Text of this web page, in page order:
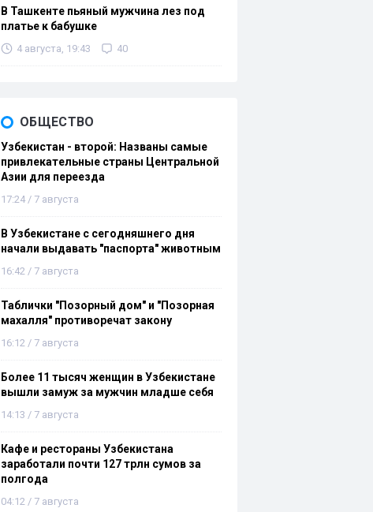
В Ташкенте пьяный мужчина лез под
платье к бабушке
4 августа, 19:43 40
ОБЩЕСТВО
Узбекистан - второй: Названы самые
привлекательные страны Центральной
Азии для переезда
17:24 / 7 августа
В Узбекистане с сегодняшнего дня
начали выдавать "паспорта" животным
16:42 / 7 августа
Таблички "Позорный дом" и "Позорная
махалля" противоречат закону
16:12 / 7 августа
Более 11 тысяч женщин в Узбекистане
вышли замуж за мужчин младше себя
14:13 / 7 августа
Кафе и рестораны Узбекистана
заработали почти 127 трлн сумов за
полгода
04:12 / 7 августа